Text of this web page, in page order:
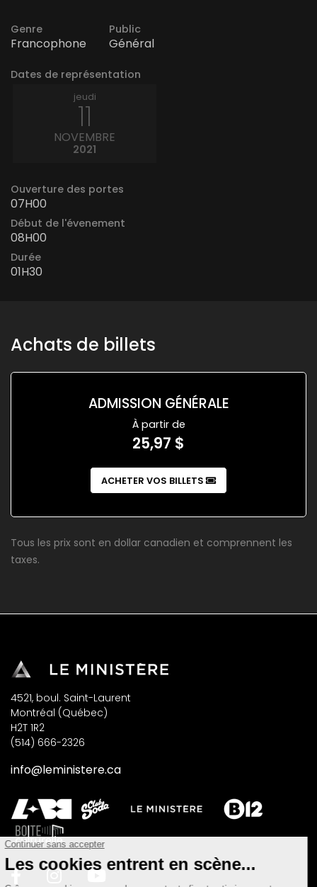
Genre
Francophone
Public
Général
Dates de représentation
jeudi
11
NOVEMBRE
2021
Ouverture des portes
07H00
Début de l'évenement
08H00
Durée
01H30
Achats de billets
ADMISSION GÉNÉRALE
À partir de
25,97 $
ACHETER VOS BILLETS
Tous les prix sont en dollar canadien et comprennent les
taxes.
4521, boul. Saint-Laurent
Montréal (Québec)
H2T 1R2
(514) 666-2326
info@leministere.ca